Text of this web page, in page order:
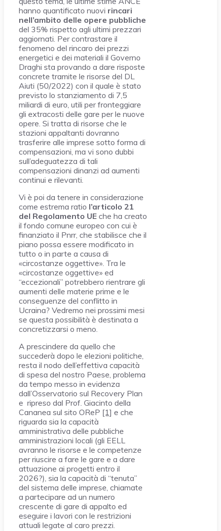
hanno quantificato nuovi rincari
nell’ambito delle opere pubbliche
del 35% rispetto agli ultimi prezzari
aggiornati. Per contrastare il
fenomeno del rincaro dei prezzi
energetici e dei materiali il Governo
Draghi sta provando a dare risposte
concrete tramite le risorse del DL
Aiuti (50/2022) con il quale è stato
previsto lo stanziamento di 7,5
miliardi di euro, utili per fronteggiare
gli extracosti delle gare per le nuove
opere. Si tratta di risorse che le
stazioni appaltanti dovranno
trasferire alle imprese sotto forma di
compensazioni, ma vi sono dubbi
sull’adeguatezza di tali
compensazioni dinanzi ad aumenti
continui e rilevanti.
Vi è poi da tenere in considerazione
come estrema ratio l’articolo 21
del Regolamento UE che ha creato
il fondo comune europeo con cui è
finanziato il Pnrr, che stabilisce che il
piano possa essere modificato in
tutto o in parte a causa di
«circostanze oggettive». Tra le
«circostanze oggettive» ed
“eccezionali” potrebbero rientrare gli
aumenti delle materie prime e le
conseguenze del conflitto in
Ucraina? Vedremo nei prossimi mesi
se questa possibilità è destinata a
concretizzarsi o meno.
A prescindere da quello che
succederà dopo le elezioni politiche,
resta il nodo dell’effettiva capacità
di spesa del nostro Paese, problema
da tempo messo in evidenza
dall’Osservatorio sul Recovery Plan
e ripreso dal Prof. Giacinto della
Cananea sul sito OReP [1] e che
riguarda sia la capacità
amministrativa delle pubbliche
amministrazioni locali (gli EELL
avranno le risorse e le competenze
per riuscire a fare le gare e a dare
attuazione ai progetti entro il
2026?), sia la capacità di “tenuta”
del sistema delle imprese, chiamate
a partecipare ad un numero
crescente di gare di appalto ed
eseguire i lavori con le restrizioni
attuali legate al caro prezzi.